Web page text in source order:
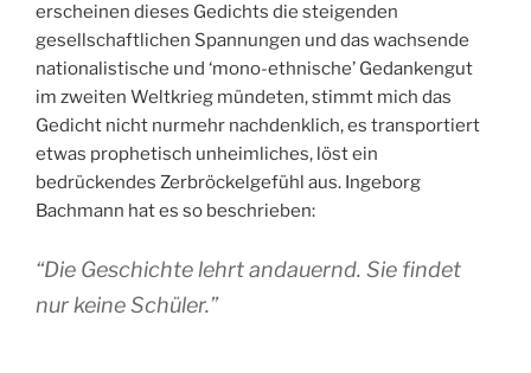
erscheinen dieses Gedichts die steigenden
gesellschaftlichen Spannungen und das wachsende
nationalistische und ‘mono-ethnische’ Gedankengut
im zweiten Weltkrieg mündeten, stimmt mich das
Gedicht nicht nurmehr nachdenklich, es transportiert
etwas prophetisch unheimliches, löst ein
bedrückendes Zerbröckelgefühl aus. Ingeborg
Bachmann hat es so beschrieben:
“Die Geschichte lehrt andauernd. Sie findet
nur keine Schüler.”